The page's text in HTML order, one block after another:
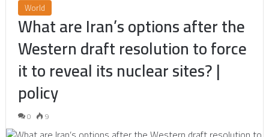
World
What are Iran’s options after the
Western draft resolution to force
it to reveal its nuclear sites? |
policy
0 9